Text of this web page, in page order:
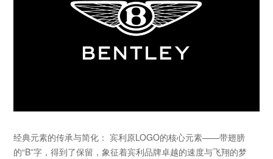
经典元素的传承与简化： 宾利原LOGO的核心元素——带翅膀
的“B”字，得到了保留，象征着宾利品牌卓越的速度与飞翔的梦